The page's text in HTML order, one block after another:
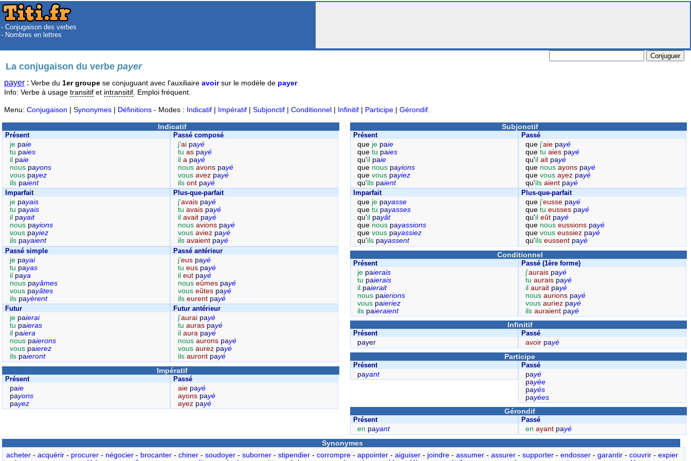
- Conjugaison des verbes
- Nombres en lettres
La conjugaison du verbepayer
payer : Verbe du 1er groupe se conjuguant avec l'auxiliaire avoirsur le modèle de payer
Info: Verbe à usage transitif et intransitif . Emploi fréquent.
Menu: Conjugaison | Synonymes | Définitions - Modes : Indicatif | Impératif | Subjonctif | Conditionnel | Infinitif | Participe | Gérondif
Indicatif
Présent
je paie
tu paies
il paie
nous payons
vous payez
ils paient
Passé composé
j'ai payé
tu as payé
il a payé
nous avons payé
vous avez payé
ils ont payé
Imparfait
je payais
tu payais
il payait
nous payions
vous payiez
ils payaient
Plus-que-parfait
j'avais payé
tu avais payé
il avait payé
nous avions payé
vous aviez payé
ils avaient payé
Passé simple
je payai
tu payas
il paya
nous payâmes
vous payâtes
ils payèrent
Passé antérieur
j'eus payé
tu eus payé
il eut payé
nous eûmes payé
vous eûtes payé
ils eurent payé
Futur
je paierai
tu paieras
il paiera
nous paierons
vous paierez
ils paieront
Futur antérieur
j'aurai payé
tu auras payé
il aura payé
nous aurons payé
vous aurez payé
ils auront payé
Impératif
Présent
paie
payons
payez
Passé
aie payé
ayons payé
ayez payé
Subjonctif
Présent
que je paie
quetu paies
qu'il paie
que nous payions
quevous payiez
qu'ils paient
Passé
que j'aie payé
quetuaies payé
qu'ilait payé
que nousayons payé
quevousayez payé
qu'ilsaient payé
Imparfait
que je payasse
quetu payasses
qu'il payât
que nous payassions
quevous payassiez
qu'ils payassent
Plus-que-parfait
que j'eusse payé
quetueusses payé
qu'ileût payé
que nouseussions payé
quevouseussiez payé
qu'ilseussent payé
Conditionnel
Présent
je paierais
tu paierais
il paierait
nous paierions
vous paieriez
ils paieraient
Passé (1ère forme)
j'aurais payé
tuaurais payé
ilaurait payé
nousaurions payé
vousauriez payé
ilsauraient payé
Infinitif
Présent
payer
Passé
avoir payé
Participe
Présent
payant
Passé
payé
payée
payés
payées
Gérondif
Présent
en payant
Passé
enayant payé
Synonymes
acheter- acquérir- procurer- négocier- brocanter- chiner- soudoyer- suborner- stipendier- corrompre- appointer- aiguiser- joindre- assumer- assurer- supporter- endosser- garantir- couvrir- expier